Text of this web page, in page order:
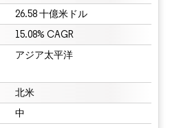
26.58 十億米ドル
15.08% CAGR
アジア太平洋
北米
中